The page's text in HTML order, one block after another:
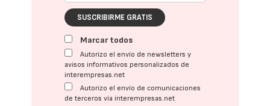
SUSCRIBIRME GRATIS
Marcar todos
Autorizo el envío de newsletters y
avisos informativos personalizados de
interempresas.net
Autorizo el envío de comunicaciones
de terceros vía interempresas.net